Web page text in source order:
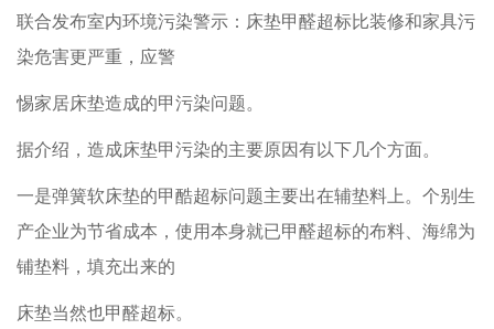
联合发布室内环境污染警示：床垫甲醛超标比装修和家具污
染危害更严重，应警
惕家居床垫造成的甲污染问题。
据介绍，造成床垫甲污染的主要原因有以下几个方面。
一是弹簧软床垫的甲酷超标问题主要出在辅垫料上。个别生
产企业为节省成本，使用本身就已甲醛超标的布料、海绵为
铺垫料，填充出来的
床垫当然也甲醛超标。